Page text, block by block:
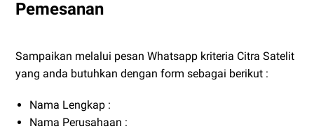
Pemesanan
Sampaikan melalui pesan Whatsapp kriteria Citra Satelit
yang anda butuhkan dengan form sebagai berikut :
Nama Lengkap :
Nama Perusahaan :